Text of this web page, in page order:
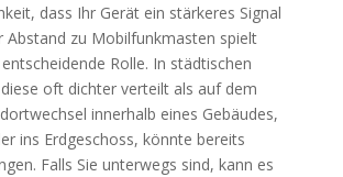
dass Ihr Gerät ein stärkeres Signal
Abstand zu Mobilfunkmasten spielt
Rolle. In städtischen
oft dichter verteilt als auf dem
innerhalb eines Gebäudes,
ins Erdgeschoss, könnte bereits
Falls Sie unterwegs sind, kann es